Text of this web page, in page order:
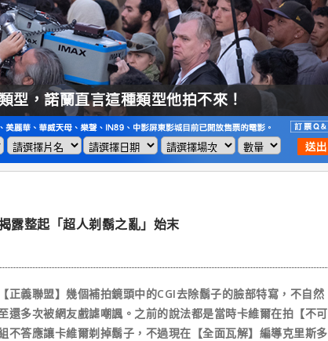
型，諾蘭直言這種類型他拍不來！
露整起「超人剃鬍之亂」始末
義聯盟】幾個補拍鏡頭中的CGI去除鬍子的臉部特寫，不自然
還多次被網友戲謔嘲諷。之前的說法都是當時卡維爾在拍【不可
不答應讓卡維爾剃掉鬍子，不過現在【全面瓦解】編導克里斯多